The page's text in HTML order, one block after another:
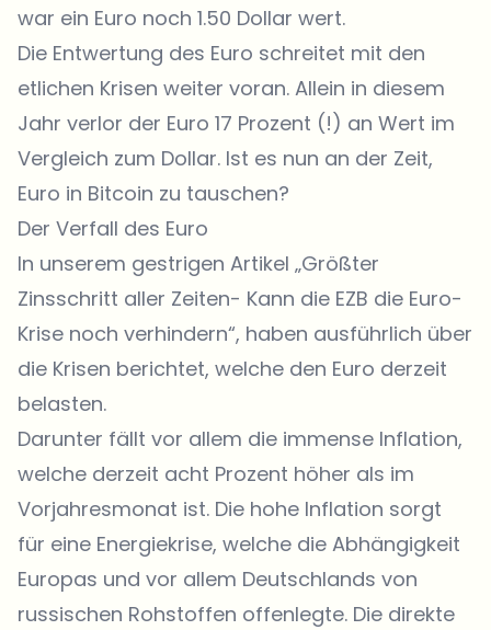
war ein Euro noch 1.50 Dollar wert.
Die Entwertung des Euro schreitet mit den
etlichen Krisen weiter voran. Allein in diesem
Jahr verlor der Euro 17 Prozent (!) an Wert im
Vergleich zum Dollar. Ist es nun an der Zeit,
Euro in Bitcoin zu tauschen?
Der Verfall des Euro
In unserem gestrigen Artikel „Größter
Zinsschritt aller Zeiten- Kann die EZB die Euro-
Krise noch verhindern“, haben ausführlich über
die Krisen berichtet, welche den Euro derzeit
belasten.
Darunter fällt vor allem die immense Inflation,
welche derzeit acht Prozent höher als im
Vorjahresmonat ist. Die hohe Inflation sorgt
für eine Energiekrise, welche die Abhängigkeit
Europas und vor allem Deutschlands von
russischen Rohstoffen offenlegte. Die direkte